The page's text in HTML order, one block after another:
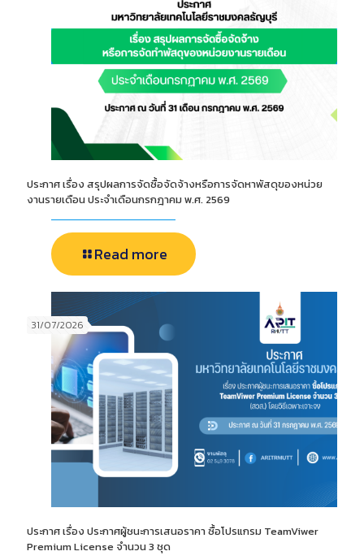
ประกาศ เรื่อง สรุปผลการจัดซื้อจัดจ้างหรือการจัดหาพัสดุของหน่วย
งานรายเดือน ประจำเดือนกรกฎาคม พ.ศ. 2569
Read more
31/07/2026
ประกาศ เรื่อง ประกาศผู้ชนะการเสนอราคา ซื้อโปรแกรม TeamViwer
Premium License จำนวน 3 ชุด